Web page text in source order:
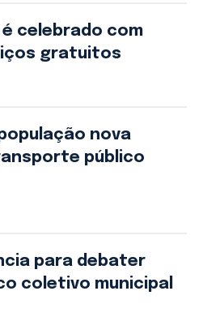
celebrado com
gratuitos
nova
público
para debater
coletivo municipal